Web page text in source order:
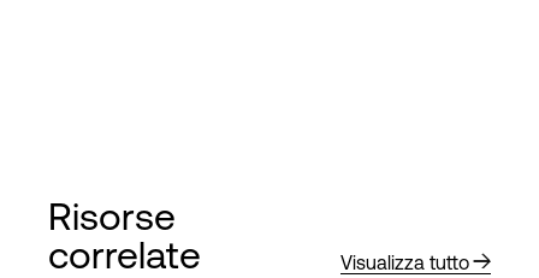
Risorse
correlate
Visualizza tutto